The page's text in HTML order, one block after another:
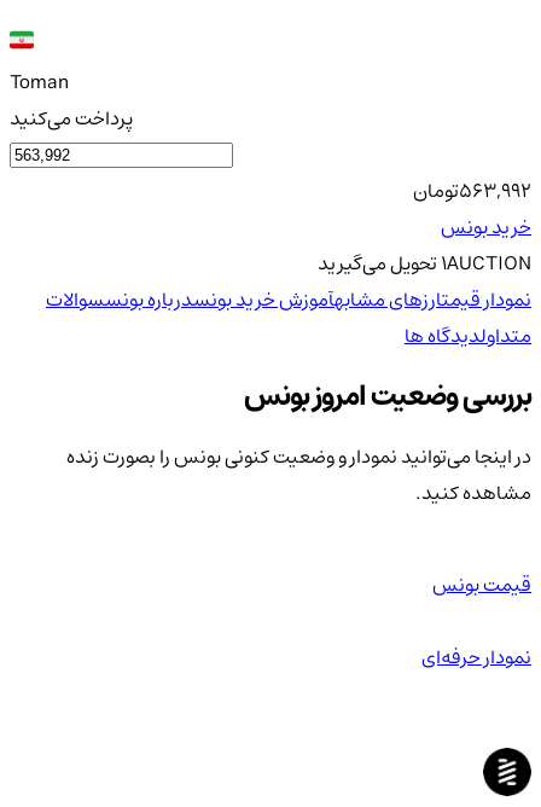
Toman
پرداخت می‌کنید
563,992تومان
خرید بونس
1AUCTIONتحویلمی‌گیرید
نمودار قیمتارزهای مشابهآموزش خرید بونسدرباره بونسسوالات
متداولدیدگاه ها
بررسی وضعیت امروز بونس
در اینجا می‌توانید نمودار و وضعیت کنونی بونس را بصورت زنده
مشاهده کنید.
قیمت بونس
نمودار حرفه‌ای